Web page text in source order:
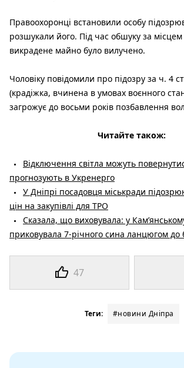
47
Правоохоронці встановили особу
розшукали його. Під час обшуку за
викрадене майно було вилучено.
Чоловіку повідомили про підозру за ч. 4
(крадіжка, вчинена в умовах воєнного
загрожує до восьми років позбавлення
Читайте також:
Відключення світла можуть
прогнозують в Укренерго
У Дніпрі посадовця міськради
цін на закупівлі для ТРО
Сказала, що виховувала: у
приковувала 7-річного сина ланцюгом до
Теги: #новини Дніпра